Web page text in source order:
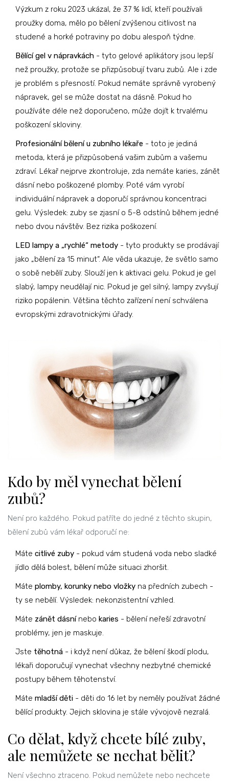
Výzkum z roku 2023 ukázal, že 37 % lidí, kteří používali
proužky doma, mělo po bělení zvýšenou citlivost na
studené a horké potraviny po dobu alespoň týdne.
Bělící gel v nápravkách - tyto gelové aplikátory jsou lepší
než proužky, protože se přizpůsobují tvaru zubů. Ale i zde
je problém s přesností. Pokud nemáte správně vyrobený
nápravek, gel se může dostat na dásně. Pokud ho
používáte déle než doporučeno, může dojít k trvalému
poškození skloviny.
Profesionální bělení u zubního lékaře - toto je jediná
metoda, která je přizpůsobená vašim zubům a vašemu
zdraví. Lékař nejprve zkontroluje, zda nemáte karies, zánět
dásní nebo poškozené plomby. Poté vám vyrobí
individuální nápravek a doporučí správnou koncentraci
gelu. Výsledek: zuby se zjasní o 5-8 odstínů během jedné
nebo dvou návštěv. Bez rizika poškození.
LED lampy a „rychlé“ metody - tyto produkty se prodávají
jako „bělení za 15 minut“. Ale věda ukazuje, že světlo samo
o sobě nebělí zuby. Slouží jen k aktivaci gelu. Pokud je gel
slabý, lampy neudělají nic. Pokud je gel silný, lampy zvyšují
riziko popálenin. Většina těchto zařízení není schválena
evropskými zdravotnickými úřady.
Kdo by měl vynechat bělení
zubů?
Není pro každého. Pokud patříte do jedné z těchto skupin,
bělení zubů vám lékař odporučí ne:
Máte citlivé zuby - pokud vám studená voda nebo sladké
jídlo dělá bolest, bělení může situaci zhoršit.
Máte plomby, korunky nebo vložky na předních zubech -
ty se nebělí. Výsledek: nekonzistentní vzhled.
Máte zánět dásnínebo karies - bělení neřeší zdravotní
problémy, jen je maskuje.
Jste těhotná - i když není důkaz, že bělení škodí plodu,
lékaři doporučují vynechat všechny nezbytné chemické
postupy během těhotenství.
Máte mladší děti - děti do 16 let by neměly používat žádné
bělící produkty. Jejich sklovina je stále vývojově nezralá.
Co dělat, když chcete bílé zuby,
ale nemůžete se nechat bělit?
Není všechno ztraceno. Pokud nemůžete nebo nechcete